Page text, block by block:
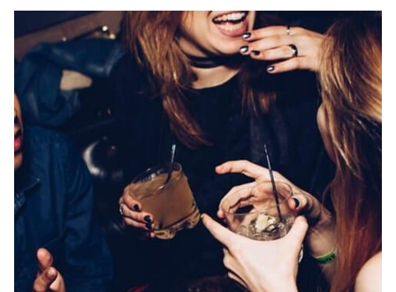
łatwość w zdobywaniu wiedzy? Jeśli wierzysz we
wpływ znaków zodiaku na nasz charakter,
koniecznie sprawdź, które z nich są uznawane za
najinteligentniejsze.